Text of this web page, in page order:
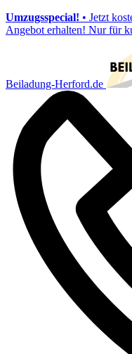
Umzugsspecial! • Jetzt
Angebot erhalten! Nur für
Beiladung-Herford.de